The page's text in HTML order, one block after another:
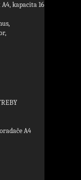
kapacita 16
A4